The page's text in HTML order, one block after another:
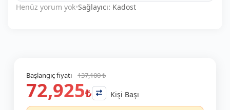
Henüz yorum yok•Sağlayıcı: Kadost
Başlangıç fiyatı 137,100 ₺
72,925₺ Kişi Başı